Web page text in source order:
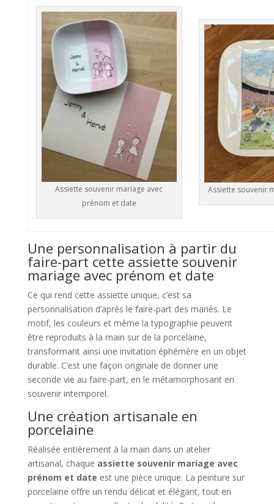
Assiette souvenir mariage avec
prénom et date
Assiette souvenir
Une personnalisation à partir du
faire-part cette assiette souvenir
mariage avec prénom et date
Ce qui rend cette assiette unique, c’est sa
personnalisation d’après le faire-part des mariés. Le
motif, les couleurs et même la typographie peuvent
être reproduits à la main sur de la porcelaine,
transformant ainsi une invitation éphémère en un objet
durable. C’est une façon originale de donner une
seconde vie au faire-part, en le métamorphosant en
souvenir intemporel.
Une création artisanale en
porcelaine
Réalisée entièrement à la main dans un atelier
artisanal, chaque assiette souvenir mariage avec
prénom et date est une pièce unique. La peinture sur
porcelaine offre un rendu délicat et élégant, tout en